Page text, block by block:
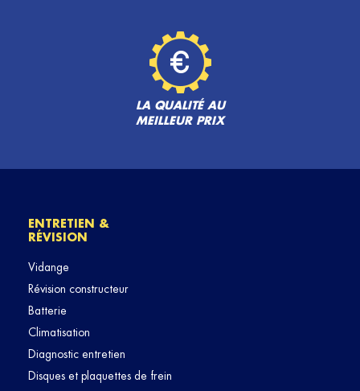
LA QUALITÉ AU
MEILLEUR PRIX
ENTRETIEN &
RÉVISION
Vidange
Révision constructeur
Batterie
Climatisation
Diagnostic entretien
Disques et plaquettes de frein